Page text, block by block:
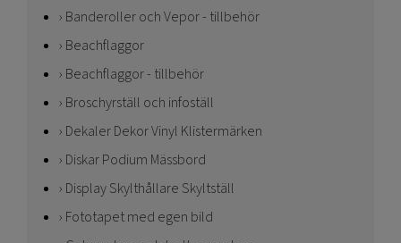
Banderoller och Vepor - tillbehör
Beachflaggor
Beachflaggor - tillbehör
Broschyrställ och infoställ
Dekaler Dekor Vinyl Klistermärken
Diskar Podium Mässbord
Display Skylthållare Skyltställ
Fototapet med egen bild